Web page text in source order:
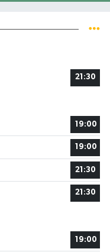
21:30
19:00
19:00
21:30
21:30
19:00